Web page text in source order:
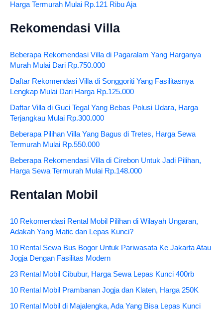
Harga Termurah Mulai Rp.121 Ribu Aja
Rekomendasi Villa
Beberapa Rekomendasi Villa di Pagaralam Yang Harganya
Murah Mulai Dari Rp.750.000
Daftar Rekomendasi Villa di Songgoriti Yang Fasilitasnya
Lengkap Mulai Dari Harga Rp.125.000
Daftar Villa di Guci Tegal Yang Bebas Polusi Udara, Harga
Terjangkau Mulai Rp.300.000
Beberapa Pilihan Villa Yang Bagus di Tretes, Harga Sewa
Termurah Mulai Rp.550.000
Beberapa Rekomendasi Villa di Cirebon Untuk Jadi Pilihan,
Harga Sewa Termurah Mulai Rp.148.000
Rentalan Mobil
10 Rekomendasi Rental Mobil Pilihan di Wilayah Ungaran,
Adakah Yang Matic dan Lepas Kunci?
10 Rental Sewa Bus Bogor Untuk Pariwasata Ke Jakarta Atau
Jogja Dengan Fasilitas Modern
23 Rental Mobil Cibubur, Harga Sewa Lepas Kunci 400rb
10 Rental Mobil Prambanan Jogja dan Klaten, Harga 250K
10 Rental Mobil di Majalengka, Ada Yang Bisa Lepas Kunci